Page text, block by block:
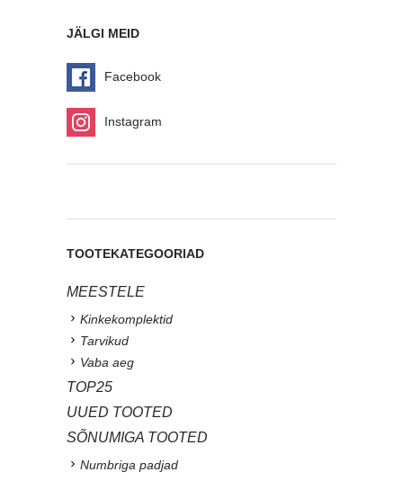
JÄLGI MEID
Facebook
Instagram
TOOTEKATEGOORIAD
MEESTELE
Kinkekomplektid
Tarvikud
Vaba aeg
TOP25
UUED TOOTED
SÕNUMIGA TOOTED
Numbriga padjad